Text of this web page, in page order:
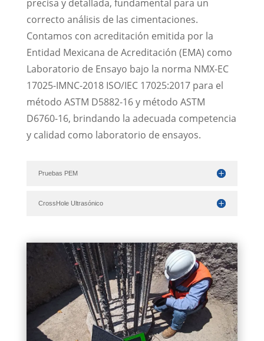
precisa y detallada, fundamental para un
correcto análisis de las cimentaciones.
Contamos con acreditación emitida por la
Entidad Mexicana de Acreditación (EMA) como
Laboratorio de Ensayo bajo la norma NMX-EC
17025-IMNC-2018 ISO/IEC 17025:2017 para el
método ASTM D5882-16 y método ASTM
D6760-16, brindando la adecuada competencia
y calidad como laboratorio de ensayos.
Pruebas PEM
CrossHole Ultrasónico